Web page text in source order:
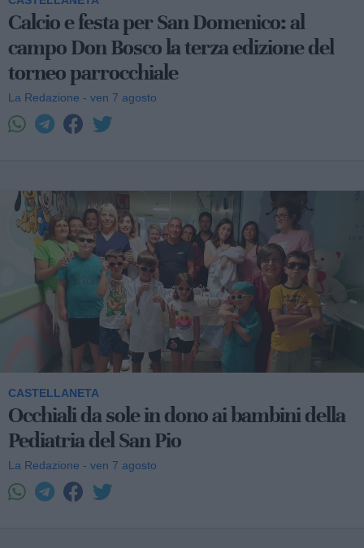
Calcio e festa per San Domenico: al
campo Don Bosco la terza edizione del
torneo parrocchiale
La Redazione - ven 7 agosto
CASTELLANETA
Occhiali da sole in dono ai bambini della
Pediatria del San Pio
La Redazione - ven 7 agosto